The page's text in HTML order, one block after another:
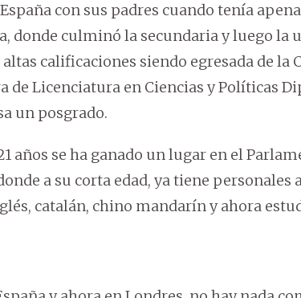
con sus padres cuando tenía
donde culminó la secundaria y luego la
calificaciones siendo egresada de la
de Licenciatura en Ciencias y Políticas
un posgrado.
años se ha ganado un lugar en el
a su corta edad, ya tiene personales
catalán, chino mandarín y ahora